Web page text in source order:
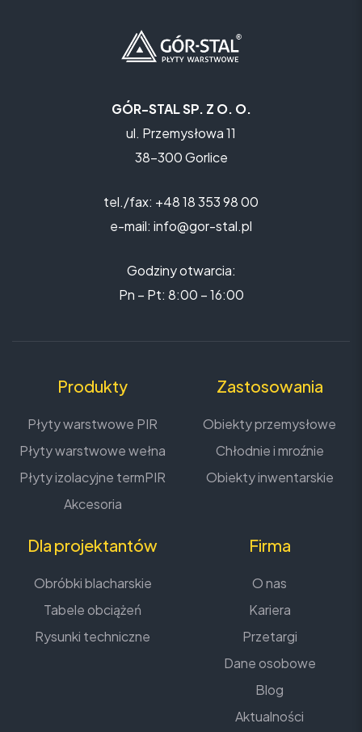
GÓR-STAL SP. Z O. O.
ul. Przemysłowa 11
38-300 Gorlice
tel./fax: +48 18 353 98 00
e-mail: info@gor-stal.pl
Godziny otwarcia:
Pn – Pt: 8:00 – 16:00
Produkty
Płyty warstwowe PIR
Płyty warstwowe wełna
Płyty izolacyjne termPIR
Akcesoria
Zastosowania
Obiekty przemysłowe
Chłodnie i mroźnie
Obiekty inwentarskie
Dla projektantów
Obróbki blacharskie
Tabele obciążeń
Rysunki techniczne
Firma
O nas
Kariera
Przetargi
Dane osobowe
Blog
Aktualności